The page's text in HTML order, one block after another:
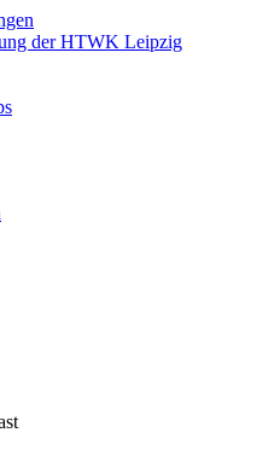
der HTWK Leipzig